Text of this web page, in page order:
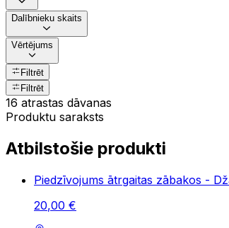
Dalībnieku skaits
Vērtējums
Filtrēt
Filtrēt
16 atrastas dāvanas
Produktu saraksts
Atbilstošie produkti
Piedzīvojums ātrgaitas zābakos -
20,00 €